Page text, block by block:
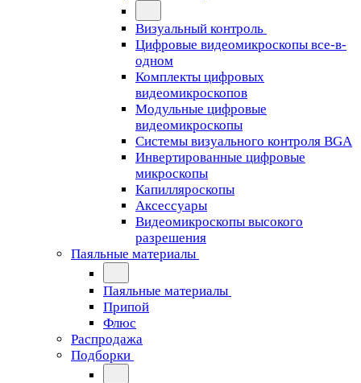
Визуальный контроль
Цифровые видеомикроскопы все-в-
одном
Комплекты цифровых
видеомикроскопов
Модульные цифровые
видеомикроскопы
Cистемы визуального контроля BGA
Инвертированные цифровые
микроскопы
Капилляроскопы
Аксессуары
Видеомикроскопы высокого
разрешения
Паяльные материалы
Паяльные материалы
Припой
Флюс
Распродажа
Подборки